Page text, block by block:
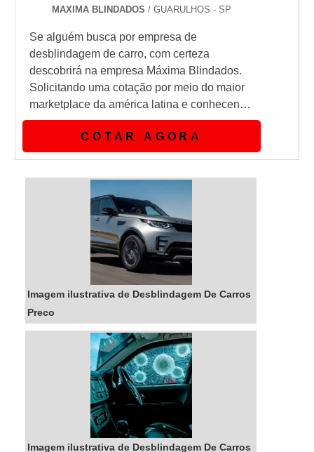
MAXIMA BLINDADOS/ GUARULHOS - SP
Se alguém busca por empresa de
desblindagem de carro, com certeza
descobrirá na empresa Máxima Blindados.
Solicitando uma cotação por meio do maior
marketplace da américa latina e conhecendo
a líder do segmento.Quando o tema é
desblindagem de carro, com os profissionais
especializados da Máxima Blindados
permite oferecer o menor custo, manter altos
COTAR AGORA
Imagem ilustrativa de Desblindagem De Carros
Preco
Imagem ilustrativa de Desblindagem De Carros